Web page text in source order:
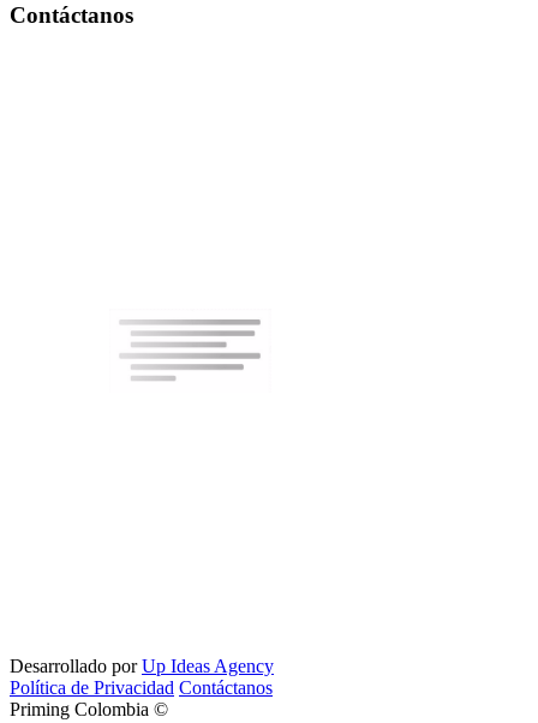
Contáctanos
Desarrollado porUp Ideas Agency
Política de Privacidad Contáctanos
Priming Colombia ©